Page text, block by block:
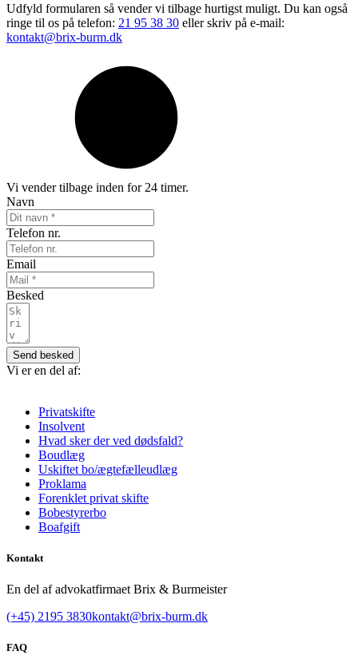
Udfyld formularen så vender vi tilbage hurtigst muligt. ​Du kan også
ringe til os på telefon: 21 95 38 30 eller skriv på e-mail:
kontakt@brix-burm.dk
Vi vender tilbage inden for 24 timer.
Navn
Telefon nr.
Email
Besked
Send besked
Vi er en del af:
Privatskifte
Insolvent
Hvad sker der ved dødsfald?
Boudlæg
Uskiftet bo/ægtefælleudlæg
Proklama
Forenklet privat skifte
Bobestyrerbo
Boafgift
Kontakt
En del af advokatfirmaet Brix & Burmeister
(+45) 2195 3830kontakt@brix-burm.dk
FAQ